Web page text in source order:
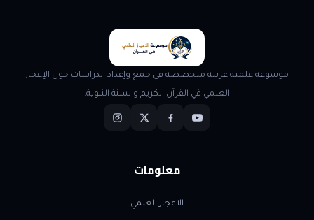
موسوعة علمية عربية متخصصة في جمع وإعداد الدراسات حول الإعجاز
العلمي في القرآن الكريم والسنة النبوية.
معلومات
الاعجاز العلمي